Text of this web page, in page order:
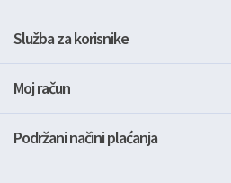
Služba za korisnike
Moj račun
Podržani načini plaćanja